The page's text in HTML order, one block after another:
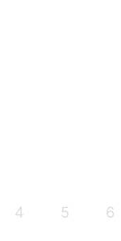
4 5 6